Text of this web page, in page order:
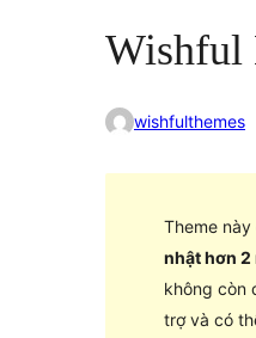
Wishful
wishfulthemes
Theme này
nhật hơn 2
không còn
trợ và có